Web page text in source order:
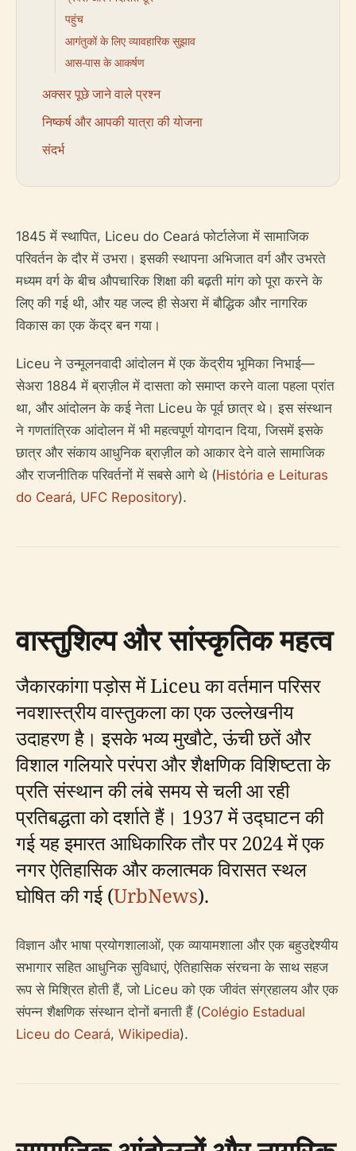
पहुंच
आगंतुकों के लिए व्यावहारिक सुझाव
आस-पास के आकर्षण
अक्सर पूछे जाने वाले प्रश्न
निष्कर्ष और आपकी यात्रा की योजना
संदर्भ
1845 में स्थापित, Liceu do Ceará फोर्टालेजा में सामाजिक
परिवर्तन के दौर में उभरा। इसकी स्थापना अभिजात वर्ग और उभरते
मध्यम वर्ग के बीच औपचारिक शिक्षा की बढ़ती मांग को पूरा करने के
लिए की गई थी, और यह जल्द ही सेअरा में बौद्धिक और नागरिक
विकास का एक केंद्र बन गया।
Liceu ने उन्मूलनवादी आंदोलन में एक केंद्रीय भूमिका निभाई—
सेअरा 1884 में ब्राज़ील में दासता को समाप्त करने वाला पहला प्रांत
था, और आंदोलन के कई नेता Liceu के पूर्व छात्र थे। इस संस्थान
ने गणतांत्रिक आंदोलन में भी महत्वपूर्ण योगदान दिया, जिसमें इसके
छात्र और संकाय आधुनिक ब्राज़ील को आकार देने वाले सामाजिक
और राजनीतिक परिवर्तनों में सबसे आगे थे (História e Leituras
do Ceará, UFC Repository).
वास्तुशिल्प और सांस्कृतिक महत्व
जैकारकांगा पड़ोस में Liceu का वर्तमान परिसर
नवशास्त्रीय वास्तुकला का एक उल्लेखनीय
उदाहरण है। इसके भव्य मुखौटे, ऊंची छतें और
विशाल गलियारे परंपरा और शैक्षणिक विशिष्टता के
प्रति संस्थान की लंबे समय से चली आ रही
प्रतिबद्धता को दर्शाते हैं। 1937 में उद्घाटन की
गई यह इमारत आधिकारिक तौर पर 2024 में एक
नगर ऐतिहासिक और कलात्मक विरासत स्थल
घोषित की गई (UrbNews).
विज्ञान और भाषा प्रयोगशालाओं, एक व्यायामशाला और एक बहुउद्देश्यीय
सभागार सहित आधुनिक सुविधाएं, ऐतिहासिक संरचना के साथ सहज
रूप से मिश्रित होती हैं, जो Liceu को एक जीवंत संग्रहालय और एक
संपन्न शैक्षणिक संस्थान दोनों बनाती हैं (Colégio Estadual
Liceu do Ceará, Wikipedia).